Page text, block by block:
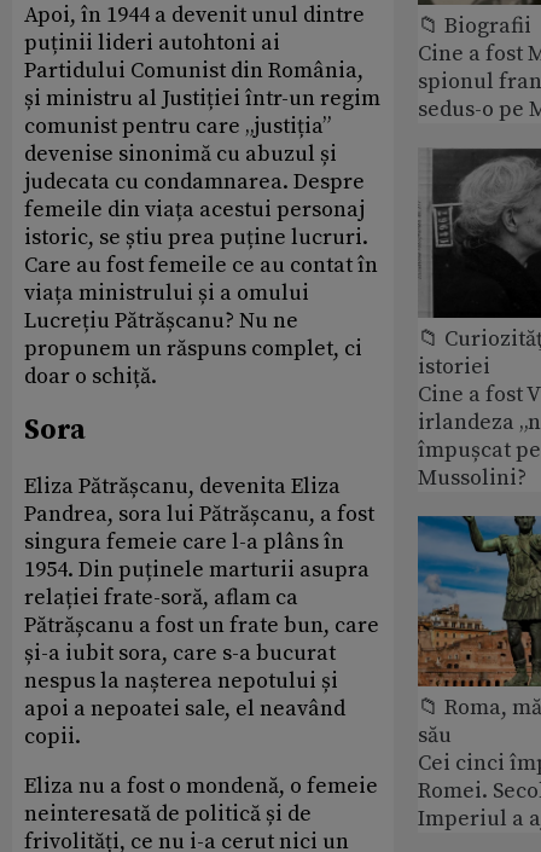
Apoi, în 1944 a devenit unul dintre
puținii lideri autohtoni ai
Partidului Comunist din România,
și ministru al Justiției într-un regim
comunist pentru care „justiția”
devenise sinonimă cu abuzul și
judecata cu condamnarea. Despre
femeile din viața acestui personaj
istoric, se știu prea puține lucruri.
Care au fost femeile ce au contat în
viața ministrului și a omului
Lucrețiu Pătrășcanu? Nu ne
propunem un răspuns complet, ci
doar o schiță.
Sora
Eliza Pătrășcanu, devenita Eliza
Pandrea, sora lui Pătrășcanu, a fost
singura femeie care l-a plâns în
1954. Din puținele marturii asupra
relației frate-soră, aflam ca
Pătrășcanu a fost un frate bun, care
și-a iubit sora, care s-a bucurat
nespus la nașterea nepotului și
apoi a nepoatei sale, el neavând
copii.
Eliza nu a fost o mondenă, o femeie
neinteresată de politică și de
frivolități, ce nu i-a cerut nici un
📁 Biografii
Cine a fost
spionul
sedus-o pe
📁
istoriei
Cine a fost
irlandeza
împușcat
Mussolini?
📁 Roma,
său
Cei cinci
Romei.
Imperiul a